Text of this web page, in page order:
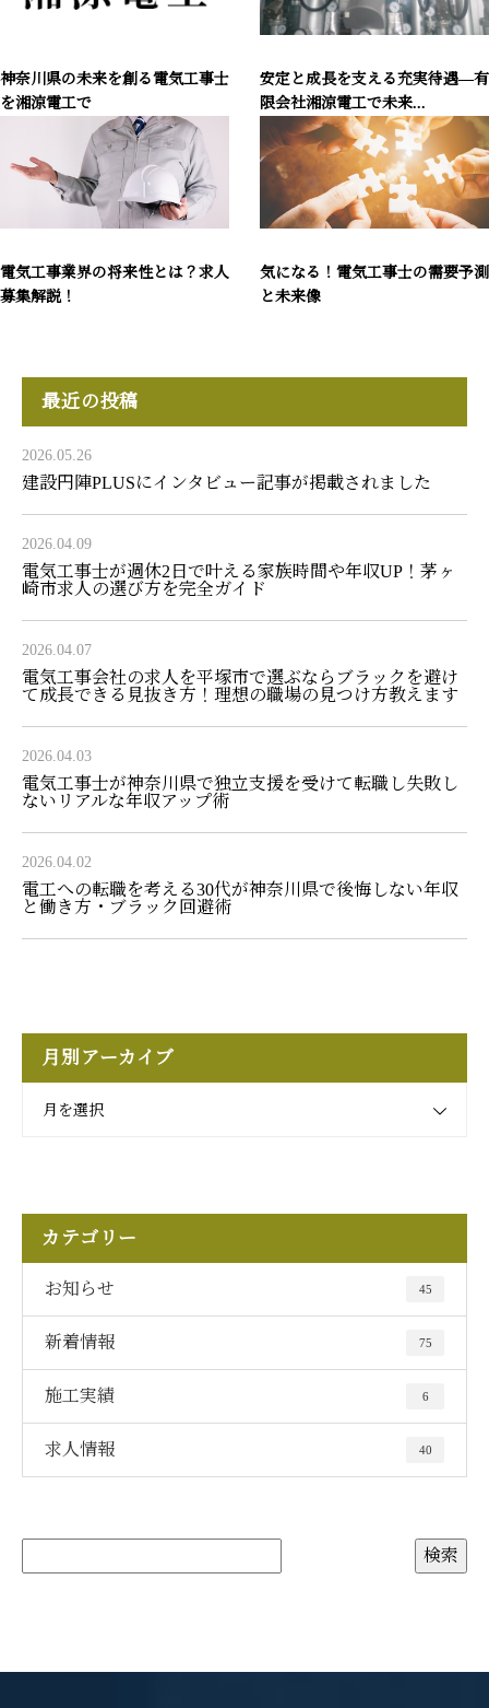
神奈川県の未来を創る電気工事士
を湘涼電工で
安定と成長を支える充実待遇―有
限会社湘涼電工で未来...
電気工事業界の将来性とは？求人
募集解説！
気になる！電気工事士の需要予測
と未来像
最近の投稿
2026.05.26
建設円陣PLUSにインタビュー記事が掲載されました
2026.04.09
電気工事士が週休2日で叶える家族時間や年収UP！茅ヶ
崎市求人の選び方を完全ガイド
2026.04.07
電気工事会社の求人を平塚市で選ぶならブラックを避け
て成長できる見抜き方！理想の職場の見つけ方教えます
2026.04.03
電気工事士が神奈川県で独立支援を受けて転職し失敗し
ないリアルな年収アップ術
2026.04.02
電工への転職を考える30代が神奈川県で後悔しない年収
と働き方・ブラック回避術
月別アーカイブ
月を選択
カテゴリー
お知らせ 45
新着情報 75
施工実績 6
求人情報 40